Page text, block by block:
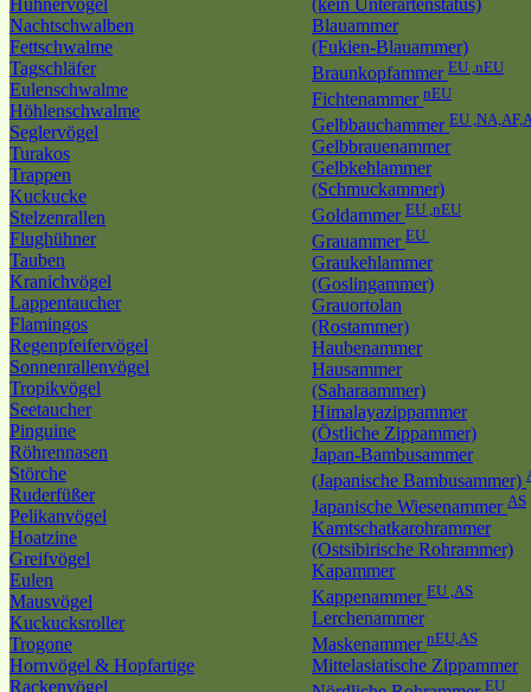
Hühnervögel
Nachtschwalben
Fettschwalme
Tagschläfer
Eulenschwalme
Höhlenschwalme
Seglervögel
Turakos
Trappen
Kuckucke
Stelzenrallen
Flughühner
Tauben
Kranichvögel
Lappentaucher
Flamingos
Regenpfeifervögel
Sonnenrallenvögel
Tropikvögel
Seetaucher
Pinguine
Röhrennasen
Störche
Ruderfüßer
Pelikanvögel
Hoatzine
Greifvögel
Eulen
Mausvögel
Kuckucksroller
Trogone
Hornvögel & Hopfartige
Rackenvögel
(kein Unterartenstatus)
Blauammer
(Fukien-Blauammer)
Braunkopfammer EU ,nEU
Fichtenammer nEU
Gelbbauchammer EU
Gelbbrauenammer
Gelbkehlammer
(Schmuckammer)
Goldammer EU ,nEU
Grauammer EU
Graukehlammer
(Goslingammer)
Grauortolan
(Rostammer)
Haubenammer
Hausammer
(Saharaammer)
Himalayazippammer
(Östliche Zippammer)
Japan-Bambusammer
(Japanische Bambusammer)
Japanische Wiesenammer AS
Kamtschatkarohrammer
(Ostsibirische Rohrammer)
Kapammer
Kappenammer EU ,AS
Lerchenammer
Maskenammer nEU,AS
Mittelasiatische Zippammer
EU